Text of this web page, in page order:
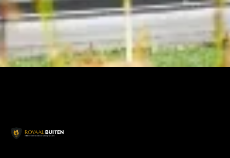
OFFERTE AANVRAGEN
SHOWTUIN BEZOEKEN
04 92 76 27 00